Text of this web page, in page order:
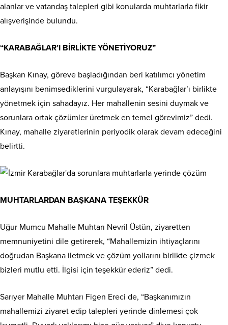
alanlar ve vatandaş talepleri gibi konularda muhtarlarla fikir
alışverişinde bulundu.
“KARABAĞLAR’I BİRLİKTE YÖNETİYORUZ”
Başkan Kınay, göreve başladığından beri katılımcı yönetim
anlayışını benimsediklerini vurgulayarak, “Karabağlar’ı birlikte
yönetmek için sahadayız. Her mahallenin sesini duymak ve
sorunlara ortak çözümler üretmek en temel görevimiz” dedi.
Kınay, mahalle ziyaretlerinin periyodik olarak devam edeceğini
belirtti.
MUHTARLARDAN BAŞKANA TEŞEKKÜR
Uğur Mumcu Mahalle Muhtarı Nevril Üstün, ziyaretten
memnuniyetini dile getirerek, “Mahallemizin ihtiyaçlarını
doğrudan Başkana iletmek ve çözüm yollarını birlikte çizmek
bizleri mutlu etti. İlgisi için teşekkür ederiz” dedi.
Sarıyer Mahalle Muhtarı Figen Ereci de, “Başkanımızın
mahallemizi ziyaret edip talepleri yerinde dinlemesi çok